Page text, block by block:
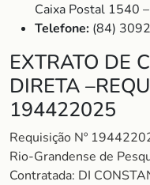
Caixa Postal 1540
Telefone: (84)
EXTRATO DE
DIRETA
194422025
Requisição Nº
Rio-Grandense de
Contratada: DI